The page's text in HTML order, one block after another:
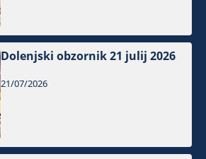
Dolenjski obzornik 21 julij 2026
21/07/2026